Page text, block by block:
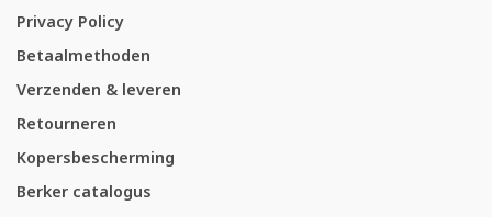
Privacy Policy
Betaalmethoden
Verzenden & leveren
Retourneren
Kopersbescherming
Berker catalogus